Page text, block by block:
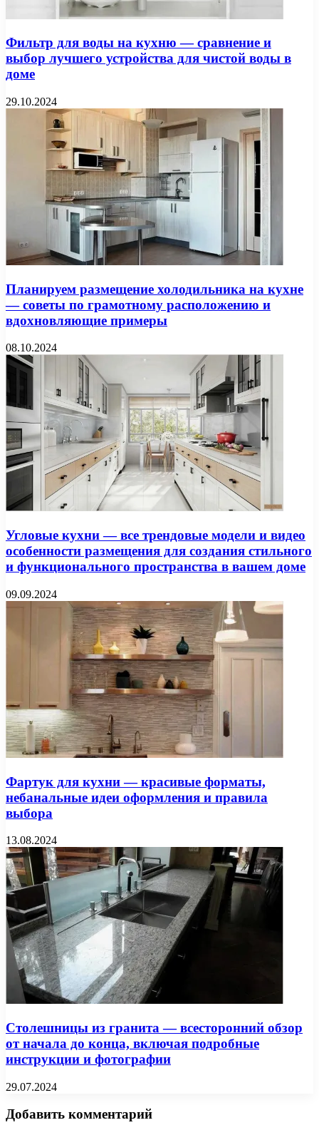
Фильтр для воды на кухню — сравнение и
выбор лучшего устройства для чистой воды в
доме
29.10.2024
Планируем размещение холодильника на кухне
— советы по грамотному расположению и
вдохновляющие примеры
08.10.2024
Угловые кухни — все трендовые модели и видео
особенности размещения для создания стильного
и функционального пространства в вашем доме
09.09.2024
Фартук для кухни — красивые форматы,
небанальные идеи оформления и правила
выбора
13.08.2024
Столешницы из гранита — всесторонний обзор
от начала до конца, включая подробные
инструкции и фотографии
29.07.2024
Добавить комментарий